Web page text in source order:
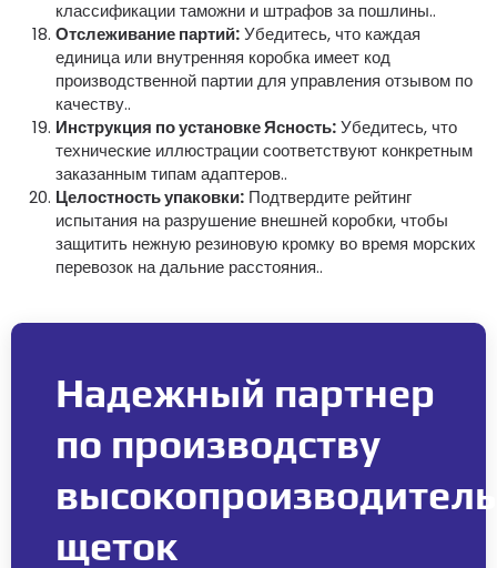
классификации таможни и штрафов за пошлины..
Отслеживание партий:Убедитесь, что каждая
единица или внутренняя коробка имеет код
производственной партии для управления отзывом по
качеству..
Инструкция по установке Ясность:Убедитесь, что
технические иллюстрации соответствуют конкретным
заказанным типам адаптеров..
Целостность упаковки: Подтвердите рейтинг
испытания на разрушение внешней коробки, чтобы
защитить нежную резиновую кромку во время морских
перевозок на дальние расстояния..
Надежный партнер
по производству
щеток